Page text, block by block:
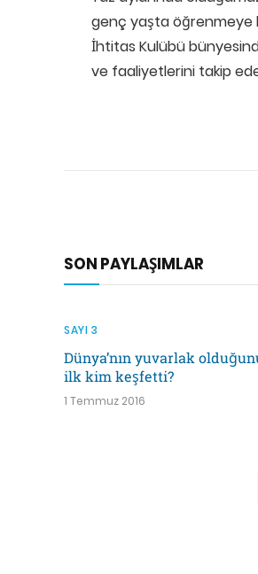
genç yaşta öğrenmeye
İhtitas Kulübü
ve faaliyetlerini takip
SON PAYLAŞIMLAR
SAYI 3
Dünya’nın yuvarlak
ilk kim keşfetti?
1 Temmuz 2016